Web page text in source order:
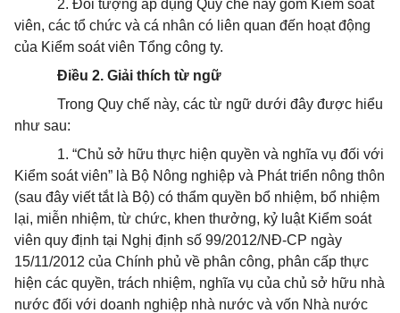
2. Đối tượng áp dụng Quy chế này gồm Kiểm soát
viên, các tổ chức và cá nhân có liên quan đến hoạt động
của Kiểm soát viên Tổng công ty.
Điều 2. Giải thích từ ngữ
Trong Quy chế này, các từ ngữ dưới đây được hiểu
như sau:
1. “Chủ sở hữu thực hiện quyền và nghĩa vụ đối với
Kiểm soát viên” là Bộ Nông nghiệp và Phát triển nông thôn
(sau đây viết tắt là Bộ) có thẩm quyền bổ nhiệm, bổ nhiệm
lại, miễn nhiệm, từ chức, khen thưởng, kỷ luật Kiểm soát
viên quy định tại Nghị định số 99/2012/NĐ-CP ngày
15/11/2012 của Chính phủ về phân công, phân cấp thực
hiện các quyền, trách nhiệm, nghĩa vụ của chủ sở hữu nhà
nước đối với doanh nghiệp nhà nước và vốn Nhà nước